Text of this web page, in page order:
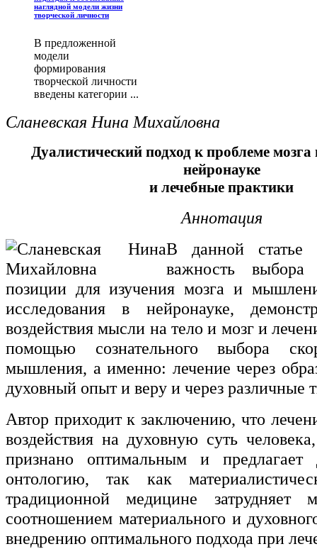
наглядной модели жизни
творческой личности
В предложенной
модели
формирования
творческой личности
введены категории ...
Сланевская Нина Михайловна
Дуалистический подход к проблеме
нейронауке
и лечебные практики
Аннотация
В данной статье
важность выбора
позиции для изучения мозга и
исследования в нейронауке,
воздействия мысли на тело и мозг и
помощью сознательного выбора
мышления, а именно: лечение через
духовный опыт и веру и через различные
Автор приходит к заключению, что
воздействия на духовную суть
признано оптимальным и предлагает
онтологию, так как
традиционной медицине затрудняет
соотношением материального и
внедрению оптимального подхода при